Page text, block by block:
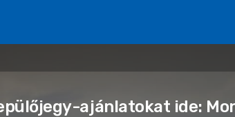
ajánlatokat ide: